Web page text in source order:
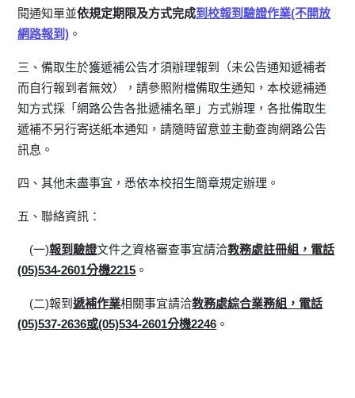
閱通知單並依規定期限及方式完成到校報到驗證作業(不開放
網路報到) 。
三、備取生於獲遞補公告才須辦理報到（未公告通知遞補者
而自行報到者無效），請參照附檔備取生通知，本校遞補通
知方式採「網路公告各批遞補名單」方式辦理，各批備取生
遞補不另行寄送紙本通知，請隨時留意並主動查詢網路公告
訊息。
四、其他未盡事宜，悉依本校招生簡章規定辦理。
五、聯絡資訊：
(一)報到驗證文件之資格審查事宜請洽教務處註冊組，電話
(05)534-2601分機2215 。
(二)報到遞補作業相關事宜請洽教務處綜合業務組，電話
(05)537-2636或(05)534-2601分機2246 。